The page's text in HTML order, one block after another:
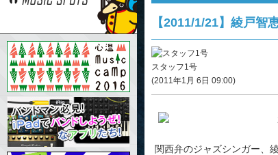
【2011/1/21】綾戸
スタッフ1号
(2011年1月 6日 09:00)
関西弁のジャズシンガー、